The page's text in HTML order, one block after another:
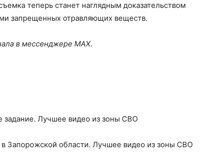
теперь станет наглядным доказательством
запрещенных отравляющих веществ.
в мессенджере MAX.
Лучшее видео из зоны СВО
Запорожской области. Лучшее видео из зоны СВО